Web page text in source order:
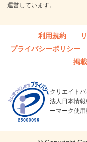
運営しています。
利用規約
プライバシーポリシー
掲
クリエイト
法人日本情
ーマーク使